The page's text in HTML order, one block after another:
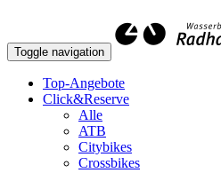
Toggle navigation
Top-Angebote
Click&Reserve
Alle
ATB
Citybikes
Crossbikes